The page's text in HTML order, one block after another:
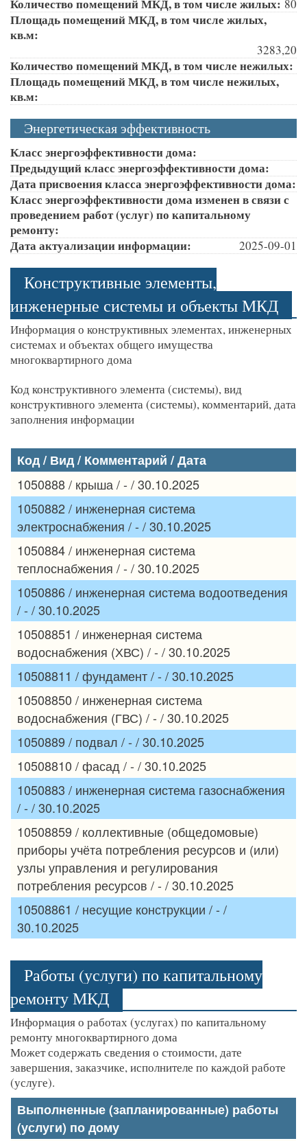
Количество помещений МКД, в том числе жилых: 80
Площадь помещений МКД, в том числе жилых,
кв.м:
3283,20
Количество помещений МКД, в том числе нежилых:
Площадь помещений МКД, в том числе нежилых,
кв.м:
Энергетическая эффективность
Класс энергоэффективности дома:
Предыдущий класс энергоэффективности дома:
Дата присвоения класса энергоэффективности дома:
Класс энергоэффективности дома изменен в связи с
проведением работ (услуг) по капитальному
ремонту:
Дата актуализации информации:
2025-09-01
Конструктивные элементы,
инженерные системы и объекты МКД
Информация о конструктивных элементах, инженерных
системах и объектах общего имущества
многоквартирного дома
Код конструктивного элемента (системы), вид
конструктивного элемента (системы), комментарий, дата
заполнения информации
Код / Вид / Комментарий / Дата
1050888 / крыша / - / 30.10.2025
1050882 / инженерная система
электроснабжения / - / 30.10.2025
1050884 / инженерная система
теплоснабжения / - / 30.10.2025
1050886 / инженерная система водоотведения
/ - / 30.10.2025
10508851 / инженерная система
водоснабжения (ХВС) / - / 30.10.2025
10508811 / фундамент / - / 30.10.2025
10508850 / инженерная система
водоснабжения (ГВС) / - / 30.10.2025
1050889 / подвал / - / 30.10.2025
10508810 / фасад / - / 30.10.2025
1050883 / инженерная система газоснабжения
/ - / 30.10.2025
10508859 / коллективные (общедомовые)
приборы учёта потребления ресурсов и (или)
узлы управления и регулирования
потребления ресурсов / - / 30.10.2025
10508861 / несущие конструкции / - /
30.10.2025
Работы (услуги) по капитальному
ремонту МКД
Информация о работах (услугах) по капитальному
ремонту многоквартирного дома
Может содержать сведения о стоимости, дате
завершения, заказчике, исполнителе по каждой работе
(услуге).
Выполненные (запланированные) работы
(услуги) по дому